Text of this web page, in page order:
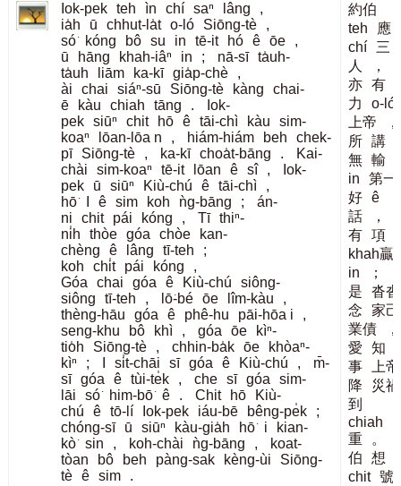
Iok-pek teh ìn chí saⁿ lâng
,
ia̍h
ū chhut-la̍t o-ló Siōng-tè
,
só͘
kóng bô su in tē-it hó ê ōe
,
ū
hāng khah-iâⁿ in ; nā-sī ta̍uh-
ta̍uh
liām ka-kī gia̍p-chè
,
ài
chai siáⁿ-sū Siōng-tè kàng
chai-
ē
kàu chiah tāng .
Iok-
pek siūⁿ chit hō ê tāi-chì kàu
sim-
koaⁿ
lōan-lōa n , hiám-hiám beh
chek-
pī
Siōng-tè , ka-kī choa̍t-bāng .
Kai-
chài
sim-koaⁿ tē-it lōan ê sî ,
Iok-
pek
ū siūⁿ Kiù-chú ê tāi-chì
,
hō͘
ê sim koh ǹg-bāng ;
án-
ni
chit pái kóng , Tī thiⁿ-
ni̍h
thòe góa chòe
kan-
chèng
ê lâng tī-teh
;
koh
chi̍t pái kóng
,
Góa
chai góa ê Kiù-chú
siông-
siông
tī-teh , lō͘-bé ōe lîm-kàu
,
thèng-hāu
góa ê phê-hu pāi-hōa i
,
seng-khu
bô khì , góa ōe
kìⁿ-
tio̍h
Siōng-tè , chhin-ba̍k ōe
khòaⁿ-
kìⁿ
; si̍t-chāi sī góa ê Kiù-chú ,
m̄-
sī góa ê tùi-te̍k , che sī góa
sim-
lāi
só͘ him-bō͘ ê . Chit hō
Kiù-
chú
ê tō-lí Iok-pek iáu-bē bêng-pe̍k
;
chóng-sī
ū siūⁿ kàu-gia̍h hō͘ i
kian-
kò͘ sin , koh-chài ǹg-bāng ,
koat-
tòan
bô beh pàng-sak kèng-ùi
Siōng-
tè ê sim .
約伯
teh
應
chí
三
人
，
亦 有
力
o-ló
上帝
，
所 講
無 輸
in
第一
好 ê
話
，
有 項
khah贏
in
；
是
沓沓
念
家己
業債
，
愛
知
事
上帝
降
災禍
到
chiah
重
。
伯
想
chit 號